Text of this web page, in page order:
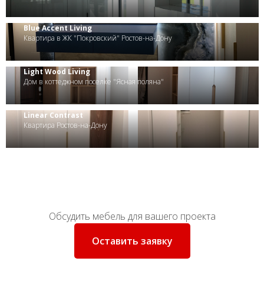
Blue Accent Living
Квартира в ЖК "Покровский" Ростов-на-Дону
Light Wood Living
Дом в коттеджном поселке "Ясная поляна"
Linear Contrast
Квартира Ростов-на-Дону
Обсудить мебель для вашего проекта
Оставить заявку